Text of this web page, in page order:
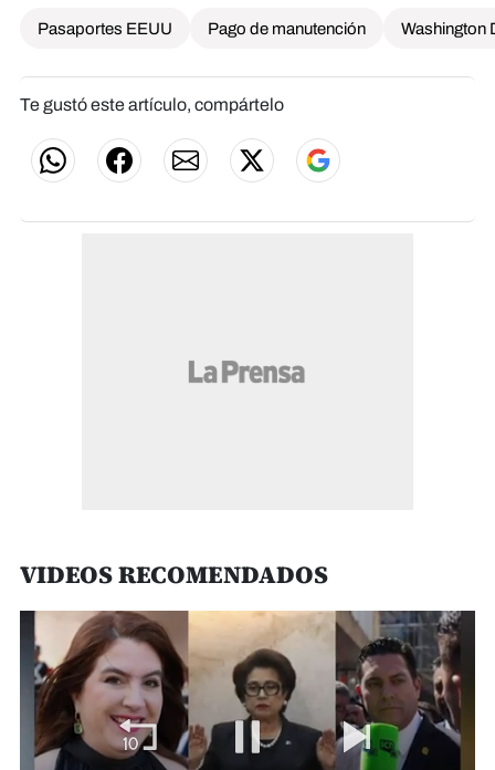
Pasaportes EEUU Pago de manutención Washington
Te gustó este artículo, compártelo
VIDEOS RECOMENDADOS